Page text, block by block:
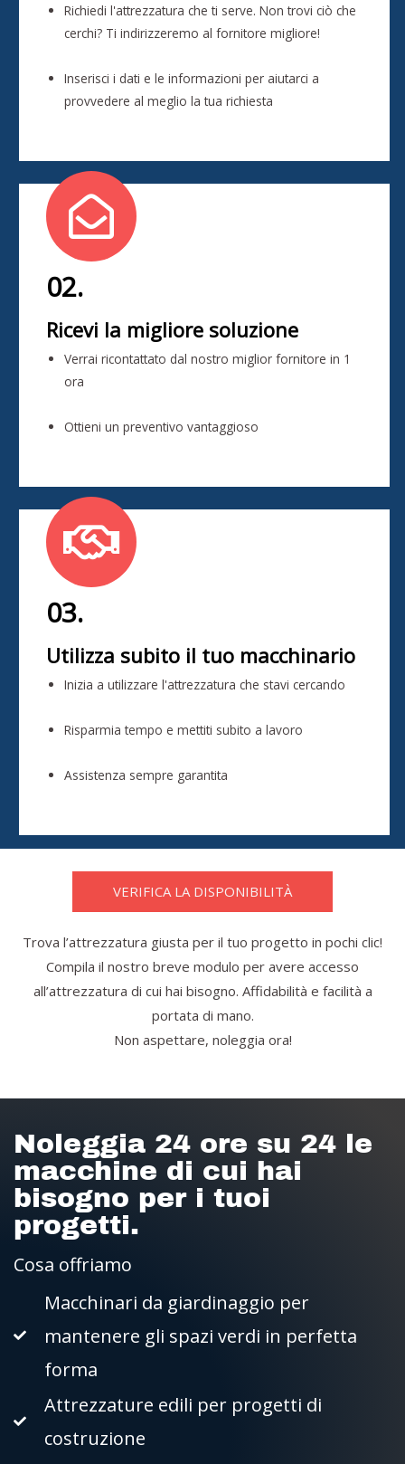
Richiedi l'attrezzatura che ti serve. Non trovi ciò che
cerchi? Ti indirizzeremo al fornitore migliore!
Inserisci i dati e le informazioni per aiutarci a
provvedere al meglio la tua richiesta
02.
Ricevi la migliore soluzione
Verrai ricontattato dal nostro miglior fornitore in 1
ora
Ottieni un preventivo vantaggioso
03.
Utilizza subito il tuo macchinario
Inizia a utilizzare l'attrezzatura che stavi cercando
Risparmia tempo e mettiti subito a lavoro
Assistenza sempre garantita
VERIFICA LA DISPONIBILITÀ
Trova l’attrezzatura giusta per il tuo progetto in pochi clic!
Compila il nostro breve modulo per avere accesso
all’attrezzatura di cui hai bisogno. Affidabilità e facilità a
portata di mano.
Non aspettare, noleggia ora!
Noleggia 24 ore su 24 le
macchine di cui hai
bisogno per i tuoi
progetti.
Cosa offriamo
Macchinari da giardinaggio per
mantenere gli spazi verdi in perfetta
forma
Attrezzature edili per progetti di
costruzione